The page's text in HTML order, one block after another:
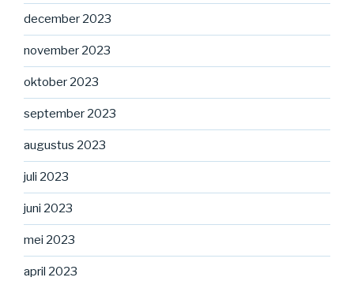
december 2023
november 2023
oktober 2023
september 2023
augustus 2023
juli 2023
juni 2023
mei 2023
april 2023